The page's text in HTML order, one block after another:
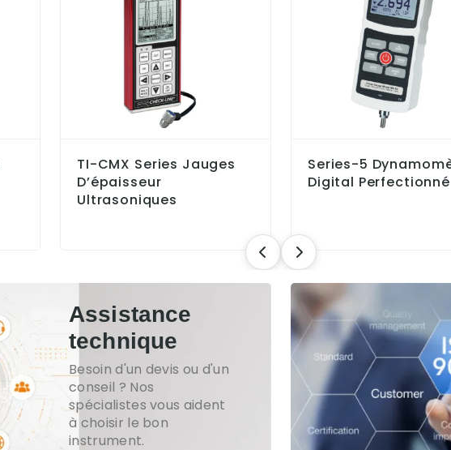
TI-CMX Series Jauges
D’épaisseur
Ultrasoniques
Series-5
Digital Perfectionné
Assistance
technique
Besoin d'un devis ou d'un
conseil ? Nos
spécialistes vous aident
à choisir le bon
instrument.